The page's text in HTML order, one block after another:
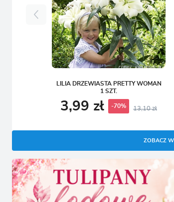
LILIA DRZEWIASTA PRETTY WOMAN
1 SZT.
3,99 zł -70% 13,10 zł
ZOBACZ